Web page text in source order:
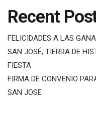
Recent
FELICIDADES A LAS
SAN JOSÉ, TIERRA DE
FIESTA
FIRMA DE CONVENIO
SAN JOSE